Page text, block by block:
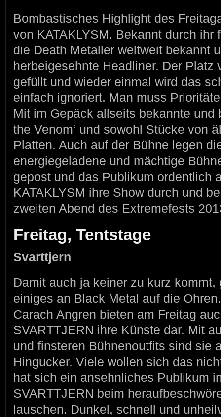
Bombastisches Highlight des
von KATAKLYSM. Bekannt durch
die Death Metaller weltweit bekannt
herbeigesehnte Headliner. Der Platz
gefüllt und wieder einmal wird das
einfach ignoriert. Man muss
Mit im Gepäck allseits bekannte und
the Venom‘ und sowohl Stücke von
Platten. Auch auf der Bühne legen
energiegeladene und mächtige
gepost und das Publikum ordentlich
KATAKLYSM ihre Show durch und
zweiten Abend des Extremefests
Freitag, Tentstage
Svarttjern
Damit auch ja keiner zu kurz
einiges an Black Metal auf die
Carach Angren bieten am Freitag
SVARTTJERN ihre Künste dar. Mit
und finsteren Bühnenoutfits sind sie
Hingucker. Viele wollen sich das
hat sich ein ansehnliches Publikum
SVARTTJERN beim
lauschen. Dunkel, schnell und